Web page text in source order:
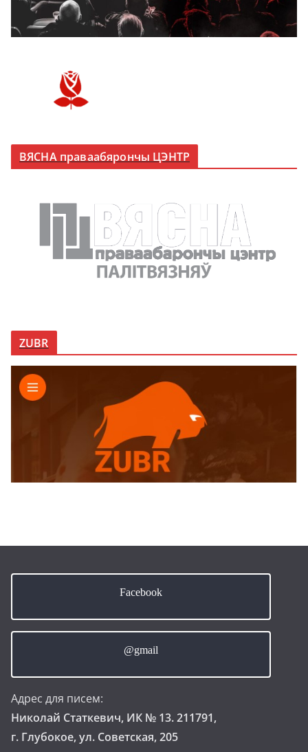
ВЯСНА праваабярончы ЦЭНТР
ZUBR
Facebook
@gmail
Адрес для писем:
Николай Статкевич, ИК № 13. 211791,
г. Глубокое, ул. Советская, 205